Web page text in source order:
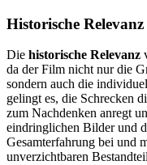
Historische
Die historische Relevanz
da der Film nicht nur die
sondern auch die
gelingt es, die Schrecken
zum Nachdenken anregt
eindringlichen Bilder und
Gesamterfahrung bei und
unverzichtbaren